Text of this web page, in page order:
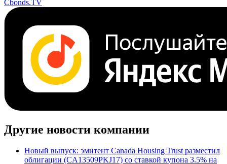
Cbonds.TV
Другие новости компании
Новый выпуск: эмитент Canada Housing Trust разместил
облигации (CA13509PKJ17) со ставкой купона 3.5% на